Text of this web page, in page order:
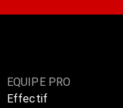
EQUIPE PRO
Effectif